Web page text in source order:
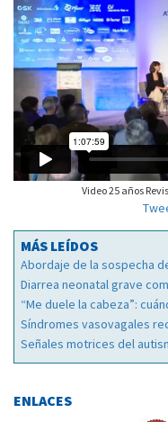
Video 25 años
MÁS LEÍDOS
Abordaje de la sospecha
Diarrea neonatal grave
“Me duele la cabeza”:
Síndromes vasovagales
Señales motrices del
ENLACES